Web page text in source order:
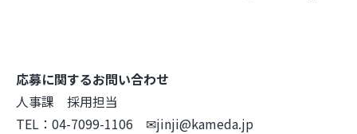
応募に関するお問い合わせ
人事課 採用担当
TEL：04-7099-1106 ✉jinji@kameda.jp